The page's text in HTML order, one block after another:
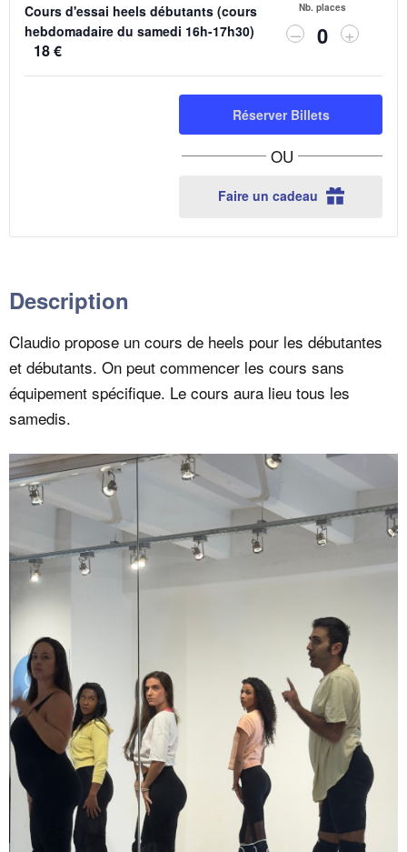
Cours d'essai heels débutants (cours
hebdomadaire du samedi 16h-17h30)
18€
Nb. places
Diminuer
la
quantité
de
billets
pour
Cours
d'essai
débutants
hebdomadaire
–
Q
u
a
n
t
la
quantité
de
billets
Cours
d'essai
+
Réserver Billets
OU
Faire un cadeau
Description
Claudio propose un cours de heels pour les débutantes
et débutants. On peut commencer les cours sans
équipement spécifique. Le cours aura lieu tous les
samedis.